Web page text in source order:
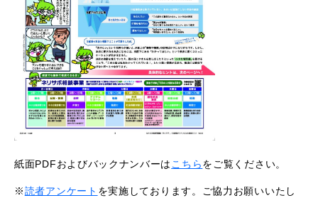
紙面PDFおよびバックナンバーは こちらをご覧ください。
※読者アンケート を実施しております。ご協力お願いいたし